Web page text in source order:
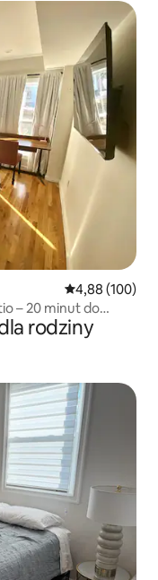
Średnia
4,88 (100)
– 20 minut do
rodziny